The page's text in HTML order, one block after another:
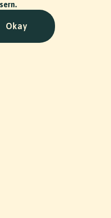
Okay
Darlehen an
Schritt in die
werden die